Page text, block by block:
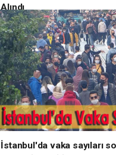
Alındı
İstanbul'da vaka sayıları